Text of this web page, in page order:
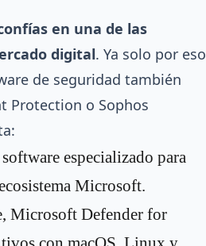
en una de las
digital. Ya solo por eso
de seguridad también
Protection o Sophos
especializado para
Microsoft.
Microsoft Defender for